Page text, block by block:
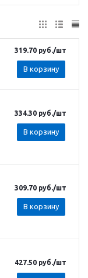
319.70руб./шт
В корзину
334.30руб./шт
В корзину
309.70руб./шт
В корзину
427.50руб./шт